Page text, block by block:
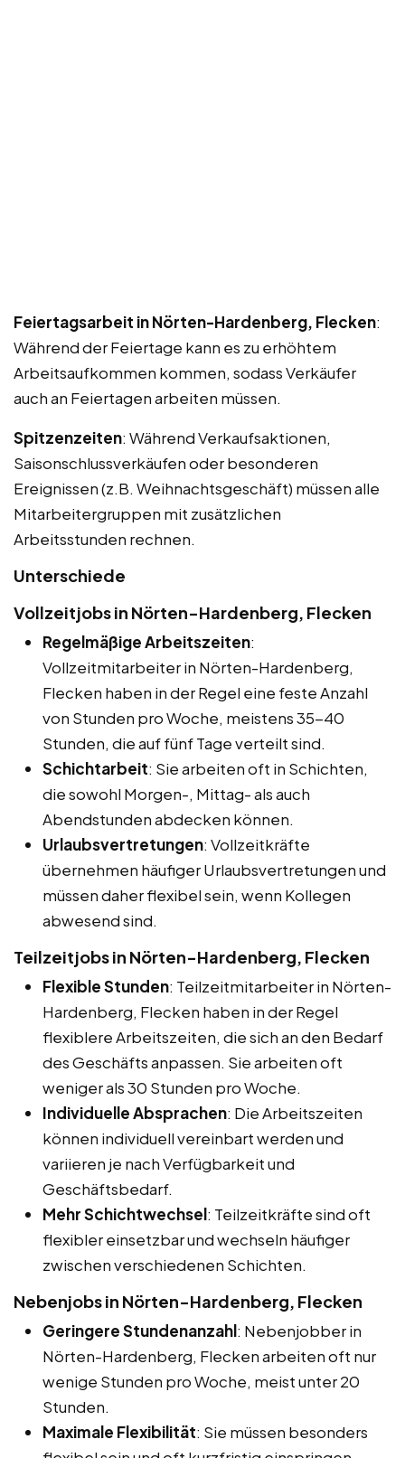
Feiertagsarbeit in Nörten-Hardenberg, Flecken:
Während der Feiertage kann es zu erhöhtem
Arbeitsaufkommen kommen, sodass Verkäufer
auch an Feiertagen arbeiten müssen.
Spitzenzeiten: Während Verkaufsaktionen,
Saisonschlussverkäufen oder besonderen
Ereignissen (z.B. Weihnachtsgeschäft) müssen alle
Mitarbeitergruppen mit zusätzlichen
Arbeitsstunden rechnen.
Unterschiede
Vollzeitjobs in Nörten-Hardenberg, Flecken
Regelmäßige Arbeitszeiten:
Vollzeitmitarbeiter in Nörten-Hardenberg,
Flecken haben in der Regel eine feste Anzahl
von Stunden pro Woche, meistens 35-40
Stunden, die auf fünf Tage verteilt sind.
Schichtarbeit: Sie arbeiten oft in Schichten,
die sowohl Morgen-, Mittag- als auch
Abendstunden abdecken können.
Urlaubsvertretungen: Vollzeitkräfte
übernehmen häufiger Urlaubsvertretungen und
müssen daher flexibel sein, wenn Kollegen
abwesend sind.
Teilzeitjobs in Nörten-Hardenberg, Flecken
Flexible Stunden: Teilzeitmitarbeiter in Nörten-
Hardenberg, Flecken haben in der Regel
flexiblere Arbeitszeiten, die sich an den Bedarf
des Geschäfts anpassen. Sie arbeiten oft
weniger als 30 Stunden pro Woche.
Individuelle Absprachen: Die Arbeitszeiten
können individuell vereinbart werden und
variieren je nach Verfügbarkeit und
Geschäftsbedarf.
Mehr Schichtwechsel: Teilzeitkräfte sind oft
flexibler einsetzbar und wechseln häufiger
zwischen verschiedenen Schichten.
Nebenjobs in Nörten-Hardenberg, Flecken
Geringere Stundenanzahl: Nebenjobber in
Nörten-Hardenberg, Flecken arbeiten oft nur
wenige Stunden pro Woche, meist unter 20
Stunden.
Maximale Flexibilität: Sie müssen besonders